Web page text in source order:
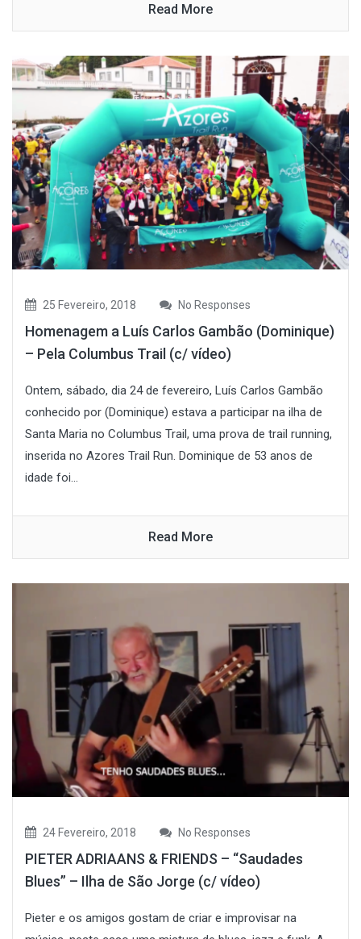
Read More
25 Fevereiro, 2018 No Responses
Homenagem a Luís Carlos Gambão (Dominique)
– Pela Columbus Trail (c/ vídeo)
Ontem, sábado, dia 24 de fevereiro, Luís Carlos Gambão
conhecido por (Dominique) estava a participar na ilha de
Santa Maria no Columbus Trail, uma prova de trail running,
inserida no Azores Trail Run. Dominique de 53 anos de
idade foi...
Read More
24 Fevereiro, 2018 No Responses
PIETER ADRIAANS & FRIENDS – “Saudades
Blues” – Ilha de São Jorge (c/ vídeo)
Pieter e os amigos gostam de criar e improvisar na